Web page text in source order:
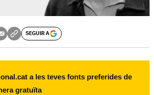
SEGUIR A
a les teves fonts preferides de
gratuïta